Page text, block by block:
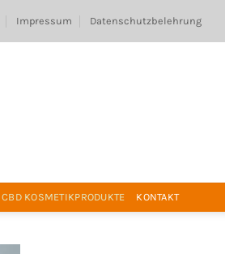
Impressum Datenschutzbelehrung
KOSMETIKPRODUKTE KONTAKT